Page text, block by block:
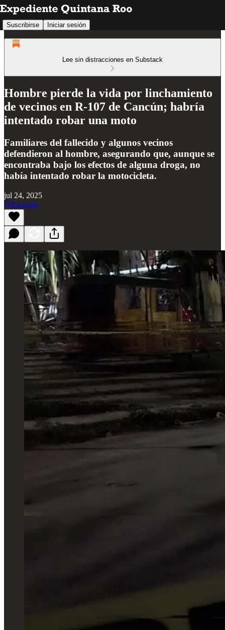
Suscribirse Iniciar sesión
Lee sin distracciones en Substack
Hombre pierde la vida por linchamiento
de vecinos en R-107 de Cancún; habría
intentado robar una moto
Familiares del fallecido y algunos vecinos
defendieron al hombre, asegurando que, aunque se
encontraba bajo los efectos de alguna droga, no
había intentado robar la motocicleta.
jul 24, 2025
Escucha